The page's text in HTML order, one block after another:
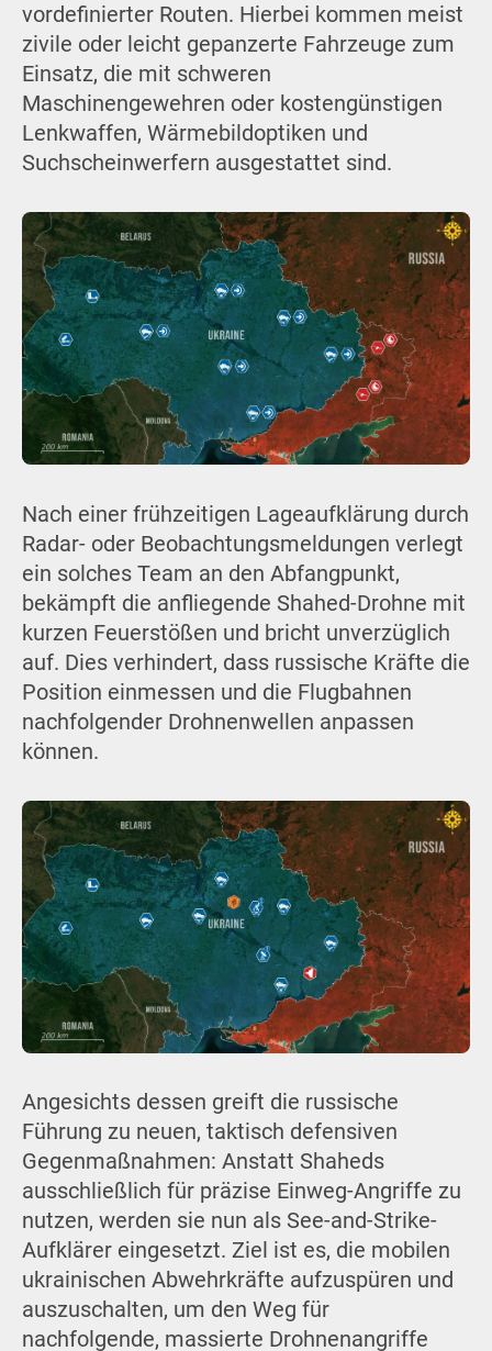
vordefinierter Routen. Hierbei kommen meist
zivile oder leicht gepanzerte Fahrzeuge zum
Einsatz, die mit schweren
Maschinengewehren oder kostengünstigen
Lenkwaffen, Wärmebildoptiken und
Suchscheinwerfern ausgestattet sind.
Nach einer frühzeitigen Lageaufklärung durch
Radar- oder Beobachtungsmeldungen verlegt
ein solches Team an den Abfangpunkt,
bekämpft die anfliegende Shahed-Drohne mit
kurzen Feuerstößen und bricht unverzüglich
auf. Dies verhindert, dass russische Kräfte die
Position einmessen und die Flugbahnen
nachfolgender Drohnenwellen anpassen
können.
Angesichts dessen greift die russische
Führung zu neuen, taktisch defensiven
Gegenmaßnahmen: Anstatt Shaheds
ausschließlich für präzise Einweg-Angriffe zu
nutzen, werden sie nun als See-and-Strike-
Aufklärer eingesetzt. Ziel ist es, die mobilen
ukrainischen Abwehrkräfte aufzuspüren und
auszuschalten, um den Weg für
nachfolgende, massierte Drohnenangriffe